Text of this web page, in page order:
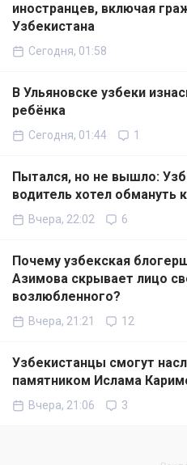
иностранцев, включая
Узбекистана
Сегодня, 01:58
В Ульяновске узбеки
ребёнка
Сегодня, 01:44 1
Пытался, но не вышло:
водитель хотел обмануть
Вчера, 22:02 6
Почему узбекская
Азимова скрывает лицо
возлюбленного?
Вчера, 21:21 12
Узбекистанцы смогут
памятником Ислама
Вчера, 21:06 3